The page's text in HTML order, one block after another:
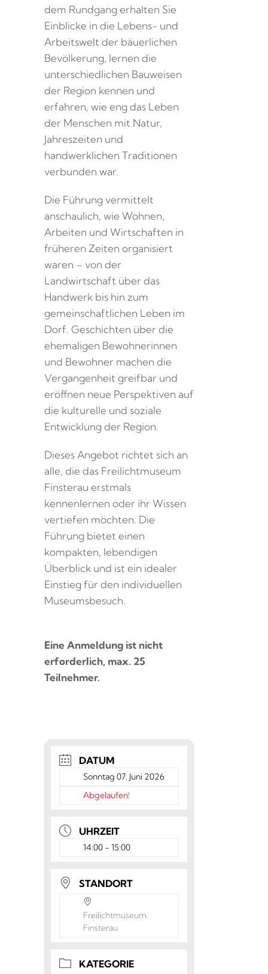
dem Rundgang erhalten Sie
Einblicke in die Lebens- und
Arbeitswelt der bäuerlichen
Bevölkerung, lernen die
unterschiedlichen Bauweisen
der Region kennen und
erfahren, wie eng das Leben
der Menschen mit Natur,
Jahreszeiten und
handwerklichen Traditionen
verbunden war.
Die Führung vermittelt
anschaulich, wie Wohnen,
Arbeiten und Wirtschaften in
früheren Zeiten organisiert
waren – von der
Landwirtschaft über das
Handwerk bis hin zum
gemeinschaftlichen Leben im
Dorf. Geschichten über die
ehemaligen Bewohnerinnen
und Bewohner machen die
Vergangenheit greifbar und
eröffnen neue Perspektiven auf
die kulturelle und soziale
Entwicklung der Region.
Dieses Angebot richtet sich an
alle, die das Freilichtmuseum
Finsterau erstmals
kennenlernen oder ihr Wissen
vertiefen möchten. Die
Führung bietet einen
kompakten, lebendigen
Überblick und ist ein idealer
Einstieg für den individuellen
Museumsbesuch.
Eine Anmeldung ist nicht
erforderlich, max. 25
Teilnehmer.
DATUM
Sonntag 07. Juni 2026
Abgelaufen!
UHRZEIT
14:00 - 15:00
STANDORT
Freilichtmuseum
Finsterau
KATEGORIE